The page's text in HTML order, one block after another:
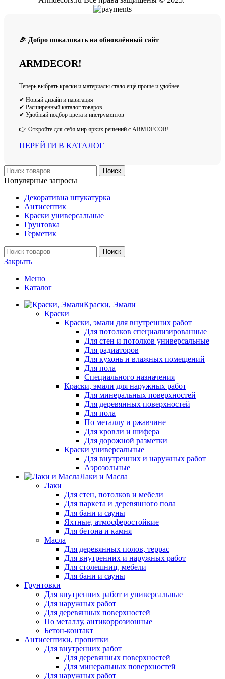
🎉 Добро пожаловать на обновлённый сайт
ARMDECOR!
Теперь выбрать краски и материалы стало ещё проще и удобнее.
✔ Новый дизайн и навигация
✔ Расширенный каталог товаров
✔ Удобный подбор цвета и инструментов
👉 Откройте для себя мир ярких решений с ARMDECOR!
ПЕРЕЙТИ В КАТАЛОГ
Поиск
Популярные запросы
Декоративна штукатурка
Антисептик
Краски универсальные
Грунтовка
Герметик
Поиск
Закрыть
Меню
Каталог
Краски, Эмали
Краски
Краски, эмали для внутренних работ
Для потолков специализированные
Для стен и потолков универсальные
Для радиаторов
Для кухонь и влажных помещений
Для пола
Специального назначения
Краски, эмали для наружных работ
Для минеральных поверхностей
Для деревянных поверхностей
Для пола
По металлу и ржавчине
Для кровли и шифера
Для дорожной разметки
Краски универсальные
Для внутренних и наружных работ
Аэрозольные
Лаки и Масла
Лаки
Для стен, потолков и мебели
Для паркета и деревянного пола
Для бани и сауны
Яхтные, атмосферостойкие
Для бетона и камня
Масла
Для деревянных полов, террас
Для внутренних и наружных работ
Для столешниц, мебели
Для бани и сауны
Грунтовки
Для внутренних работ и универсальные
Для наружных работ
Для деревянных поверхностей
По металлу, антикоррозионные
Бетон-контакт
Антисептики, пропитки
Для внутренних работ
Для деревянных поверхностей
Для минеральных поверхностей
Для наружных работ